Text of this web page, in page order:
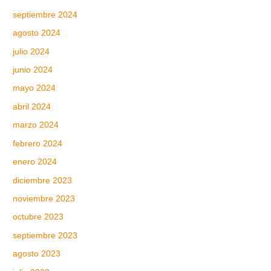
septiembre 2024
agosto 2024
julio 2024
junio 2024
mayo 2024
abril 2024
marzo 2024
febrero 2024
enero 2024
diciembre 2023
noviembre 2023
octubre 2023
septiembre 2023
agosto 2023